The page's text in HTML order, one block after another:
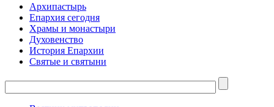
Архипастырь
Епархия сегодня
Храмы и монастыри
Духовенство
История Епархии
Святые и святыни